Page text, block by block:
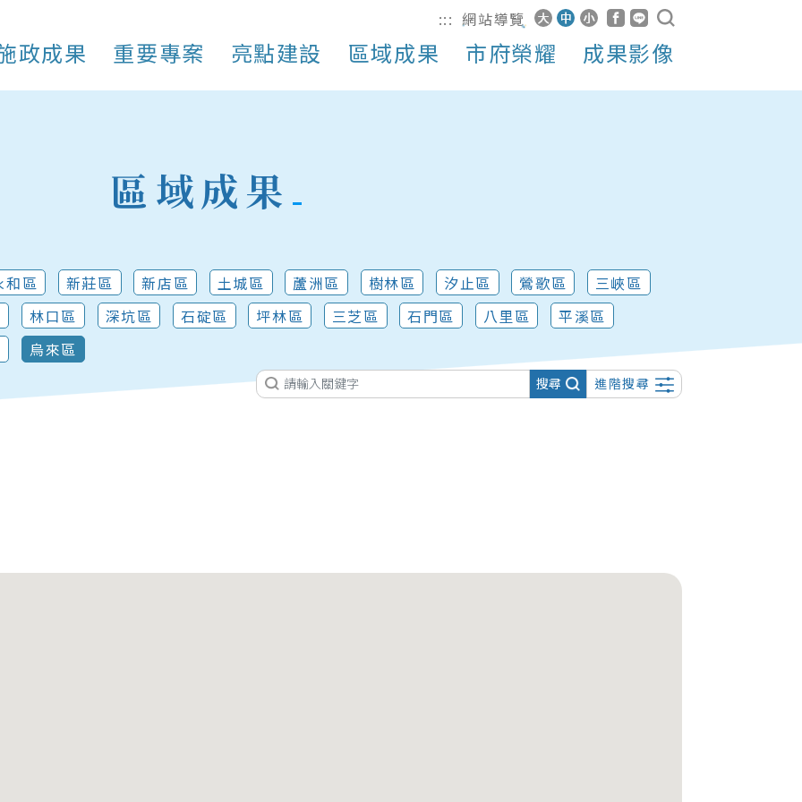
::: 網站導覽
政成果 重要專案 亮點建設 區域成果 市府榮耀 成果影像
區域成果
和區 新莊區 新店區 土城區 蘆洲區 樹林區 汐止區 鶯歌區
三峽區
林口區 深坑區 石碇區 坪林區 三芝區 石門區 八里區
平溪區
烏來區
搜尋 進階搜尋